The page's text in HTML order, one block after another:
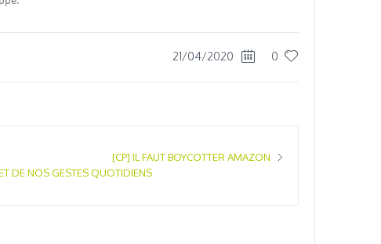
21/04/2020 0
[CP] IL FAUT BOYCOTTER AMAZON
DE NOS GESTES QUOTIDIENS